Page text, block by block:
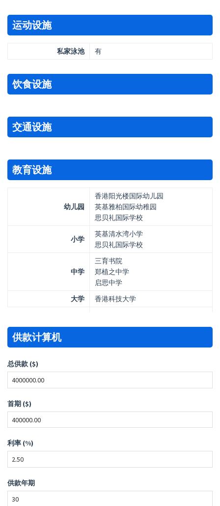
运动设施
私家泳池 有
饮食设施
交通设施
教育设施
幼儿园
香港阳光楼国际幼儿园
英基雅柏国际幼稚园
思贝礼国际学校
小学
英基清水湾小学
思贝礼国际学校
中学
三育书院
郑植之中学
启思中学
大学
香港科技大学
供款计算机
总供款 ($)
首期 ($)
利率 (%)
供款年期